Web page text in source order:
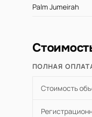
Palm Jumeirah
ПОЛНАЯ
Стоимость